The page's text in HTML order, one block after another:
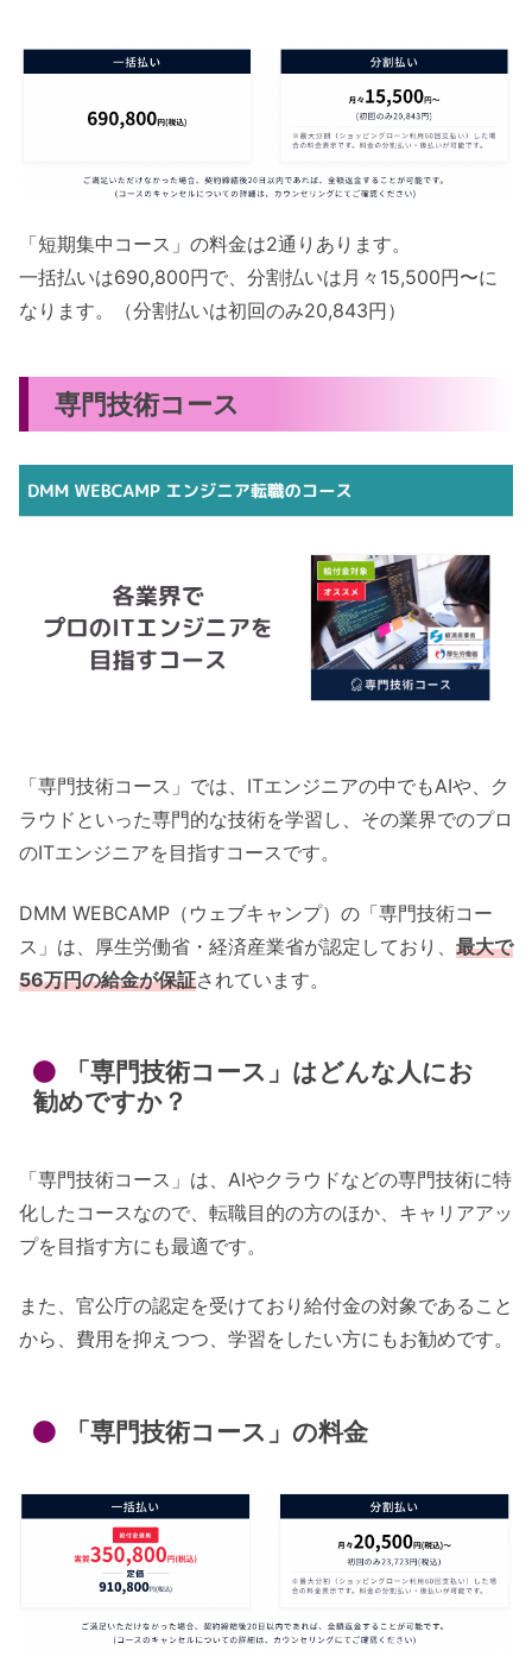
「短期集中コース」の料金は2通りあります。
一括払いは690,800円で、分割払いは月々15,500円〜に
なります。（分割払いは初回のみ20,843円）
専門技術コース
「専門技術コース」では、ITエンジニアの中でもAIや、ク
ラウドといった専門的な技術を学習し、その業界でのプロ
のITエンジニアを目指すコースです。
DMM WEBCAMP（ウェブキャンプ）の「専門技術コー
ス」は、厚生労働省・経済産業省が認定しており、 最大で
56万円の給金が保証されています。
「専門技術コース」はどんな人にお
勧めですか？
「専門技術コース」は、AIやクラウドなどの専門技術に特
化したコースなので、転職目的の方のほか、キャリアアッ
プを目指す方にも最適です。
また、官公庁の認定を受けており給付金の対象であること
から、費用を抑えつつ、学習をしたい方にもお勧めです。
「専門技術コース」の料金